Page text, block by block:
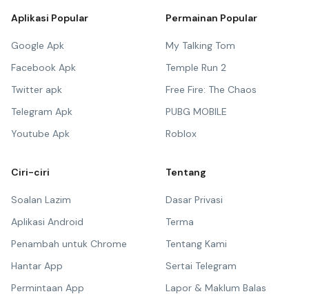
Aplikasi Popular
Google Apk
Facebook Apk
Twitter apk
Telegram Apk
Youtube Apk
Permainan Popular
My Talking Tom
Temple Run 2
Free Fire: The Chaos
PUBG MOBILE
Roblox
Ciri-ciri
Soalan Lazim
Aplikasi Android
Penambah untuk Chrome
Hantar App
Permintaan App
Tentang
Dasar Privasi
Terma
Tentang Kami
Sertai Telegram
Lapor & Maklum Balas